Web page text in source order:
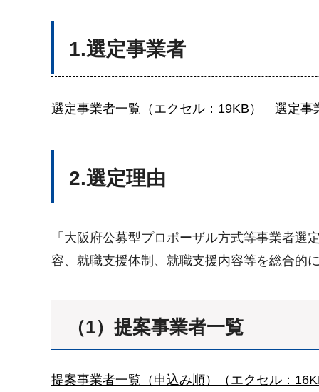
1.選定事業者
選定事業者一覧（エクセル：19KB） 選定事
2.選定理由
「大阪府公募型プロポーザル方式等事業者
容、就職支援体制、就職支援内容等を総合的
（1）提案事業者一覧
提案事業者一覧（申込み順）（エクセル：